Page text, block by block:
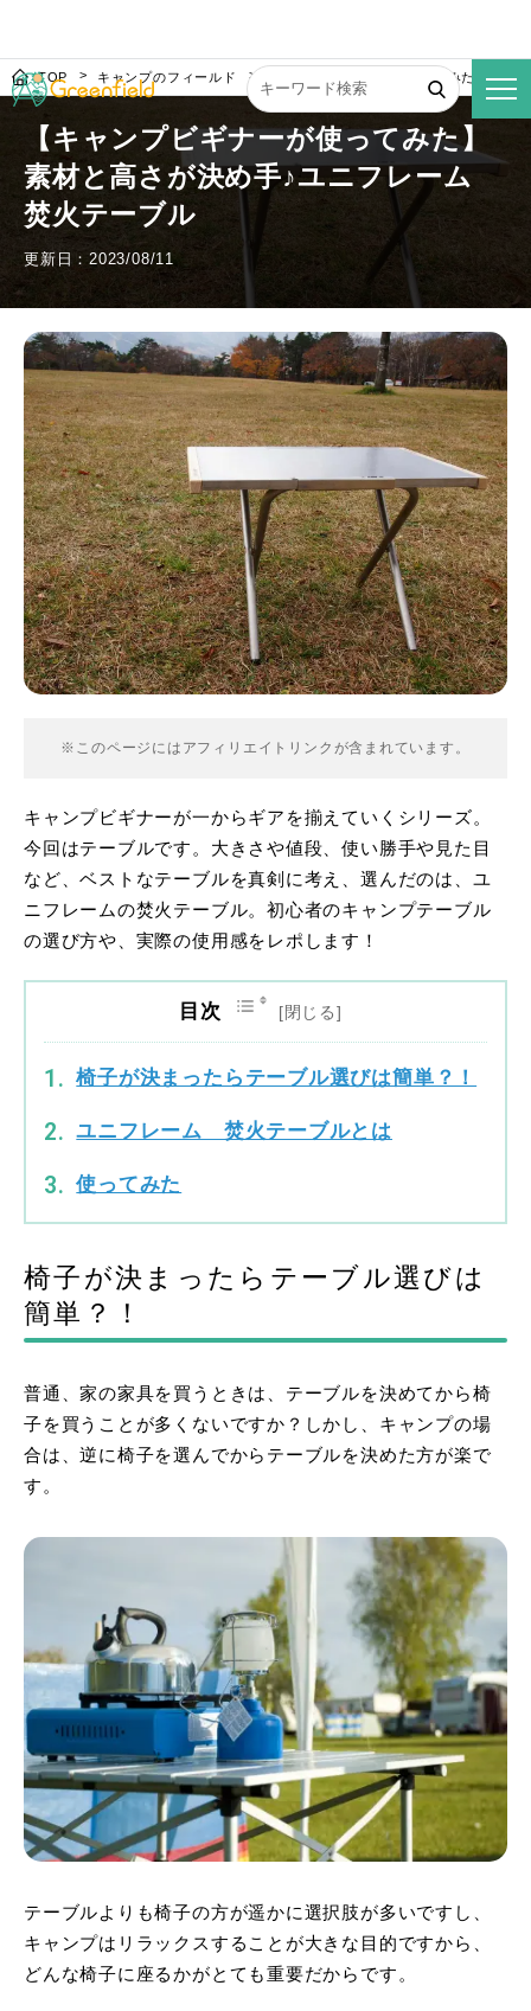
TOP キャンプのフィールド 【キャンプビギナーが使ってみた】素材
【キャンプビギナーが使ってみた】
素材と高さが決め手♪ユニフレーム
焚火テーブル
更新日：2023/08/11
※このページにはアフィリエイトリンクが含まれています。
キャンプビギナーが一からギアを揃えていくシリーズ。
今回はテーブルです。大きさや値段、使い勝手や見た目
など、ベストなテーブルを真剣に考え、選んだのは、ユ
ニフレームの焚火テーブル。初心者のキャンプテーブル
の選び方や、実際の使用感をレポします！
目次
椅子が決まったらテーブル選びは簡単？！
ユニフレーム 焚火テーブルとは
使ってみた
椅子が決まったらテーブル選びは
簡単？！
普通、家の家具を買うときは、テーブルを決めてから椅
子を買うことが多くないですか？しかし、キャンプの場
合は、逆に椅子を選んでからテーブルを決めた方が楽で
す。
テーブルよりも椅子の方が遥かに選択肢が多いですし、
キャンプはリラックスすることが大きな目的ですから、
どんな椅子に座るかがとても重要だからです。